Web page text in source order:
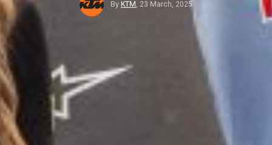
By KTM 23 March, 2025